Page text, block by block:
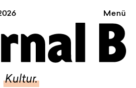
Kultur.
Menü
was Bern bewegt
Alltag.
Politik.